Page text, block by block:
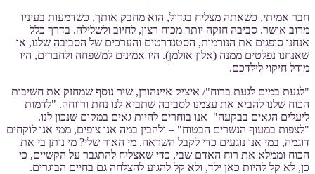
חבר אמיתי, כשאתה מצליח בגדול, הוא מחבק אותך, כשדמעות בעיניו
מרוב אושר. סביבה חזקה יותר מכוח רצון, לחיוב ולשלילה. בדרך כלל
אנחנו סופגים את הנורמות, הסטנדרטים והערכים של הסביבה שלנו, או
שאנחנו נפלטים ממנה (אלון אולמן). היו אמינים למשפחה ולחברים, היו
מודל חיקוי לילדכם.
"לגעת במים לגעת ברוח"/ איציק איינהורן, שיר נוסף שמחזק את חשיבות
הכוח שלנו להביא את עצמנו לסביבה שתביא לנו נחת ורווחה. "לדמות
ליעלים הגאים בבקעה" אנו בוחרים להיות גאים במקום שנכון לנו.
"לצפות במעוף הנשרים הבטוח" – ולהבין במה אנו צופים, ממי אנו לוקחים
דוגמה, במי אנו נוגעים כדי לקבל השראה. מי האור שלי? מי נותן בי את
הכוח וממלא את רוח האדם שבי, כדי שאצליח להתגבר על הקשיים, כי
כן, לא קל להיות כאן ילד, ולא קל להגיע להצלחה גם בחיים הבוגרים.